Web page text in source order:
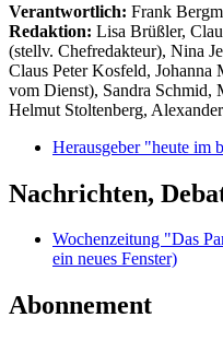
Verantwortlich: Frank
Redaktion: Lisa Brüßler,
(stellv. Chefredakteur), Nina
Claus Peter Kosfeld, Johanna
vom Dienst), Sandra Schmid,
Helmut Stoltenberg,
Herausgeber "heute im
Nachrichten,
Wochenzeitung "Das
ein neues Fenster)
Abonnement